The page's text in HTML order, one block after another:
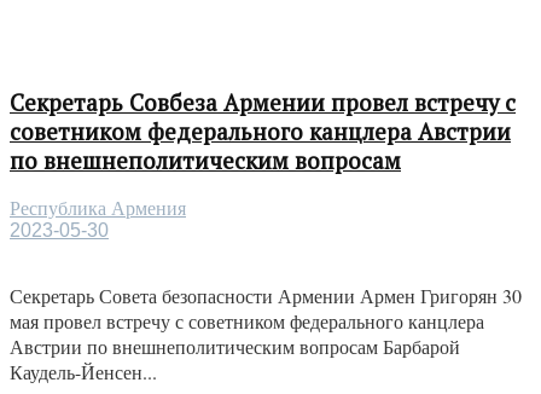
Секретарь Совбеза Армении провел встречу с
советником федерального канцлера Австрии
по внешнеполитическим вопросам
Республика Армения
2023-05-30
Секретарь Совета безопасности Армении Армен Григорян 30
мая провел встречу с советником федерального канцлера
Австрии по внешнеполитическим вопросам Барбарой
Каудель-Йенсен...